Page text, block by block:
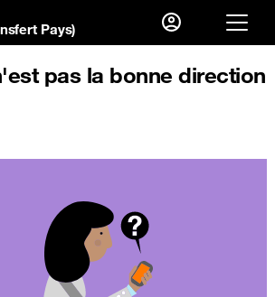
Pays)
entãopas la bonne direction